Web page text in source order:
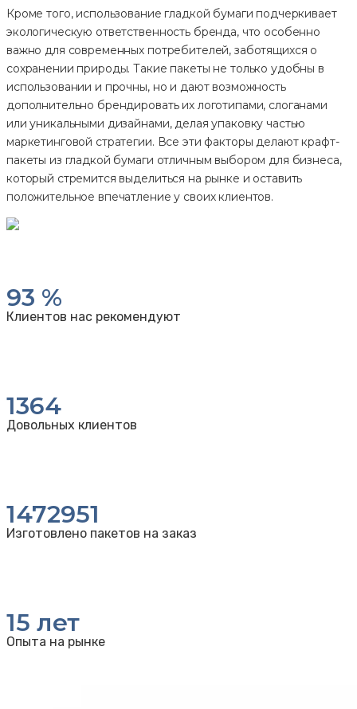
Кроме того, использование гладкой бумаги подчеркивает
экологическую ответственность бренда, что особенно
важно для современных потребителей, заботящихся о
сохранении природы. Такие пакеты не только удобны в
использовании и прочны, но и дают возможность
дополнительно брендировать их логотипами, слоганами
или уникальными дизайнами, делая упаковку частью
маркетинговой стратегии. Все эти факторы делают крафт-
пакеты из гладкой бумаги отличным выбором для бизнеса,
который стремится выделиться на рынке и оставить
положительное впечатление у своих клиентов.
93 %
Клиентов нас рекомендуют
1364
Довольных клиентов
1472951
Изготовлено пакетов на заказ
15 лет
Опыта на рынке